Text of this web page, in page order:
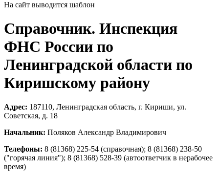
На сайт выводится шаблон
Справочник. Инспекция
ФНС России по
Ленинградской области по
Киришскому району
Адрес: 187110, Ленинградская область, г. Кириши, ул.
Советская, д. 18
Начальник: Поляков Александр Владимирович
Телефоны: 8 (81368) 225-54 (справочная); 8 (81368) 238-50
("горячая линия"); 8 (81368) 528-39 (автоответчик в нерабочее
время)